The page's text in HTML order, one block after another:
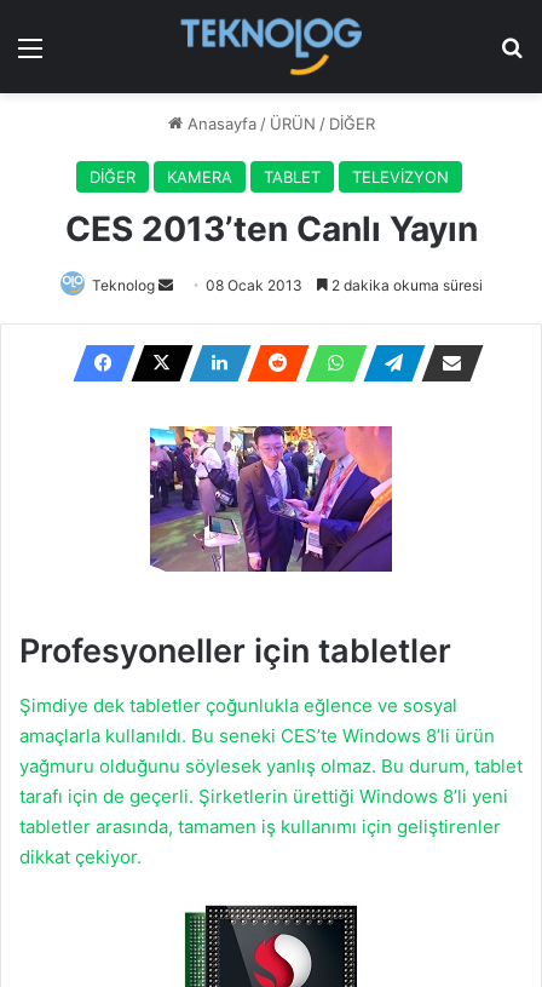
Menü
Anasayfa / ÜRÜN / DİĞER
DİĞER KAMERA TABLET TELEVİZYON
CES 2013’ten Canlı Yayın
Teknolog
Bir
posta
göndermek
08 Ocak 2013 2 dakika okuma süresi
Profesyoneller için tabletler
Şimdiye dek tabletler çoğunlukla eğlence ve sosyal
amaçlarla kullanıldı. Bu seneki CES’te Windows 8’li ürün
yağmuru olduğunu söylesek yanlış olmaz. Bu durum, tablet
tarafı için de geçerli. Şirketlerin ürettiği Windows 8’li yeni
tabletler arasında, tamamen iş kullanımı için geliştirenler
dikkat çekiyor.